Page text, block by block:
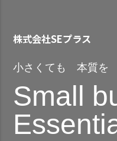
株式会社SEプラス
小さくても 本質を
Small